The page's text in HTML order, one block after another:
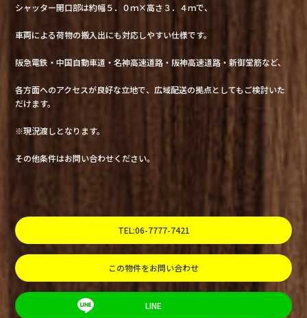
シャッター開口部は約幅５．０ｍ×高さ３．４ｍで、
車両による荷物の搬入出にも対応しやすい仕様です。
阪急電鉄・中国自動車道・名神高速道路・阪神高速道路・新御堂筋など、
各方面へのアクセスが良好な立地で、広域配送の拠点としてもご検討いた
だけます。
※現況渡しとなります。
その他条件はお問い合わせください。
TEL:06-7777-7421
この物件をお問い合わせ
LINE